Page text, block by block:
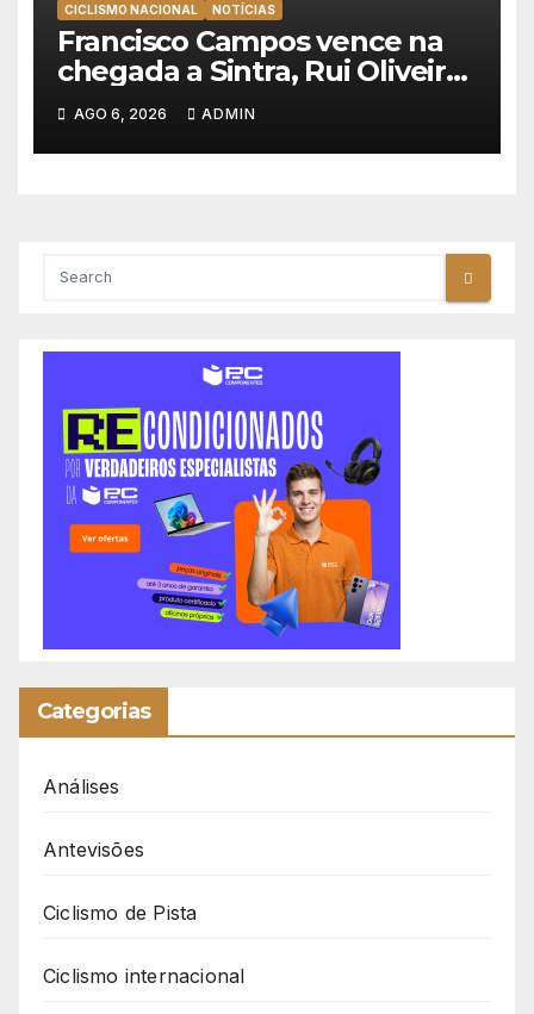
CICLISMO NACIONAL NOTÍCIAS
Francisco Campos vence na
chegada a Sintra, Rui Oliveira
veste de amarelo na Volta a
Portugal
AGO 6, 2026 ADMIN
Categorias
Análises
Antevisões
Ciclismo de Pista
Ciclismo internacional